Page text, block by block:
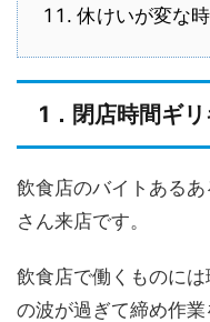
休けいが変な
1．閉店時間ギ
飲食店のバイトある
さん来店です。
飲食店で働くものに
の波が過ぎて締め作